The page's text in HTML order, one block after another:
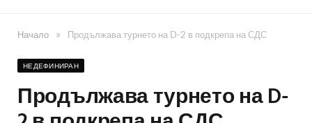
Начало » Продължава турнето на D-2 в подкрепа на СДС
НЕДЕФИНИРАН
Продължава турнето на D-